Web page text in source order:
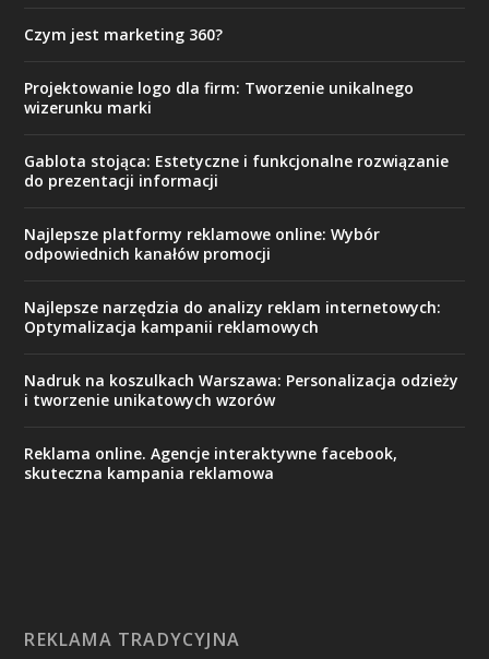
Czym jest marketing 360?
Projektowanie logo dla firm: Tworzenie unikalnego
wizerunku marki
Gablota stojąca: Estetyczne i funkcjonalne rozwiązanie
do prezentacji informacji
Najlepsze platformy reklamowe online: Wybór
odpowiednich kanałów promocji
Najlepsze narzędzia do analizy reklam internetowych:
Optymalizacja kampanii reklamowych
Nadruk na koszulkach Warszawa: Personalizacja odzieży
i tworzenie unikatowych wzorów
Reklama online. Agencje interaktywne facebook,
skuteczna kampania reklamowa
REKLAMA TRADYCYJNA